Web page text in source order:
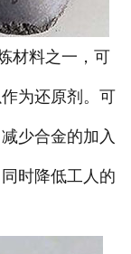
材料之一，可
为还原剂。可
少合金的加入
时降低工人的